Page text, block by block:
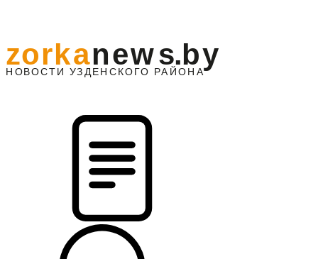
НО ВОСТИ УЗДЕНС КО ГО РАЙОНА
zorkanews.by